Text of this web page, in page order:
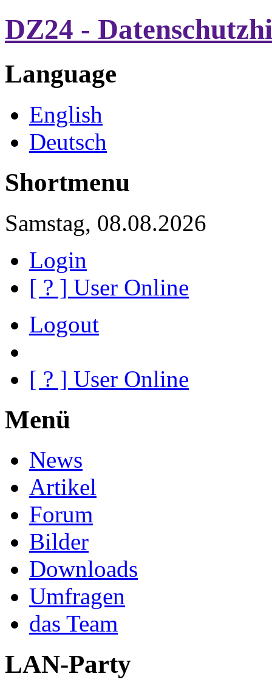
DZ24 -
Language
English
Deutsch
Shortmenu
Samstag, 08.08.2026
Login
[ ? ] User Online
Logout
[ ? ] User Online
Menü
News
Artikel
Forum
Bilder
Downloads
Umfragen
das Team
LAN-Party